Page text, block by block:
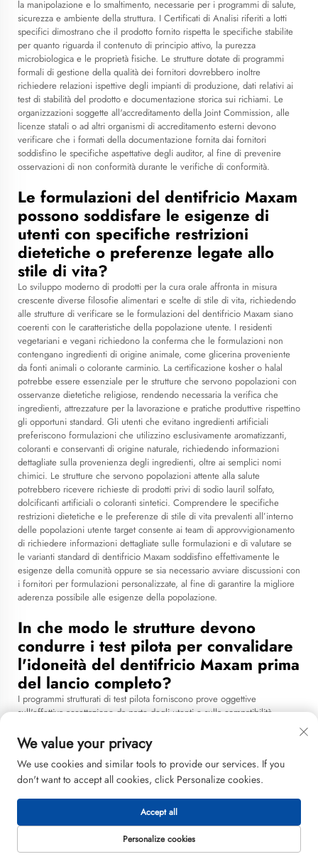
la manipolazione e lo smaltimento, necessarie per i programmi di salute,
sicurezza e ambiente della struttura. I Certificati di Analisi riferiti a lotti
specifici dimostrano che il prodotto fornito rispetta le specifiche stabilite
per quanto riguarda il contenuto di principio attivo, la purezza
microbiologica e le proprietà fisiche. Le strutture dotate di programmi
formali di gestione della qualità dei fornitori dovrebbero inoltre
richiedere relazioni ispettive degli impianti di produzione, dati relativi ai
test di stabilità del prodotto e documentazione storica sui richiami. Le
organizzazioni soggette all'accreditamento della Joint Commission, alle
licenze statali o ad altri organismi di accreditamento esterni devono
verificare che i formati della documentazione fornita dai fornitori
soddisfino le specifiche aspettative degli auditor, al fine di prevenire
osservazioni di non conformità durante le verifiche di conformità.
Le formulazioni del dentifricio Maxam
possono soddisfare le esigenze di
utenti con specifiche restrizioni
dietetiche o preferenze legate allo
stile di vita?
Lo sviluppo moderno di prodotti per la cura orale affronta in misura
crescente diverse filosofie alimentari e scelte di stile di vita, richiedendo
alle strutture di verificare se le formulazioni del dentifricio Maxam siano
coerenti con le caratteristiche della popolazione utente. I residenti
vegetariani e vegani richiedono la conferma che le formulazioni non
contengano ingredienti di origine animale, come glicerina proveniente
da fonti animali o colorante carminio. La certificazione kosher o halal
potrebbe essere essenziale per le strutture che servono popolazioni con
osservanze dietetiche religiose, rendendo necessaria la verifica che
ingredienti, attrezzature per la lavorazione e pratiche produttive rispettino
gli opportuni standard. Gli utenti che evitano ingredienti artificiali
preferiscono formulazioni che utilizzino esclusivamente aromatizzanti,
coloranti e conservanti di origine naturale, richiedendo informazioni
dettagliate sulla provenienza degli ingredienti, oltre ai semplici nomi
chimici. Le strutture che servono popolazioni attente alla salute
potrebbero ricevere richieste di prodotti privi di sodio lauril solfato,
dolcificanti artificiali o coloranti sintetici. Comprendere le specifiche
restrizioni dietetiche e le preferenze di stile di vita prevalenti all’interno
delle popolazioni utente target consente ai team di approvvigionamento
di richiedere informazioni dettagliate sulle formulazioni e di valutare se
le varianti standard di dentifricio Maxam soddisfino effettivamente le
esigenze della comunità oppure se sia necessario avviare discussioni con
i fornitori per formulazioni personalizzate, al fine di garantire la migliore
aderenza possibile alle esigenze della popolazione.
In che modo le strutture devono
condurre i test pilota per convalidare
l'idoneità del dentifricio Maxam prima
del lancio completo?
I programmi strutturati di test pilota forniscono prove oggettive
sull'effettiva accettazione da parte degli utenti e sulla compatibilità
maxam. I test pilota efficaci iniziano con la selezione di un campione
rappresentativo che comprenda la diversità demografica, la variabilità
dello stato di salute e l’ampia gamma di contesti d’uso presenti nell’intera
popolazione target. La durata del test pilota deve essere sufficientemente
completi di utilizzo, generalmente da 30 a 90 giorni, a seconda del tipo
di struttura e del tasso di ricambio degli utenti. Le strutture devono
definire chiaramente i criteri di valutazione prima dell’avvio del test
pilota, inclusi indicatori quantitativi quali i tassi di consumo, la frequenza
We value your privacy
We use cookies and similar tools to provide our services. If you
don't want to accept all cookies, click Personalize cookies.
Personalize cookies
Accept all